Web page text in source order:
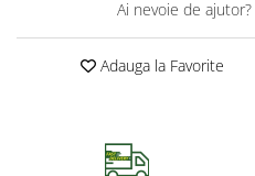
Ai nevoie de ajutor?
Adauga la Favorite